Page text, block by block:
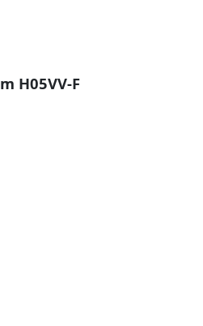
H05VV-F